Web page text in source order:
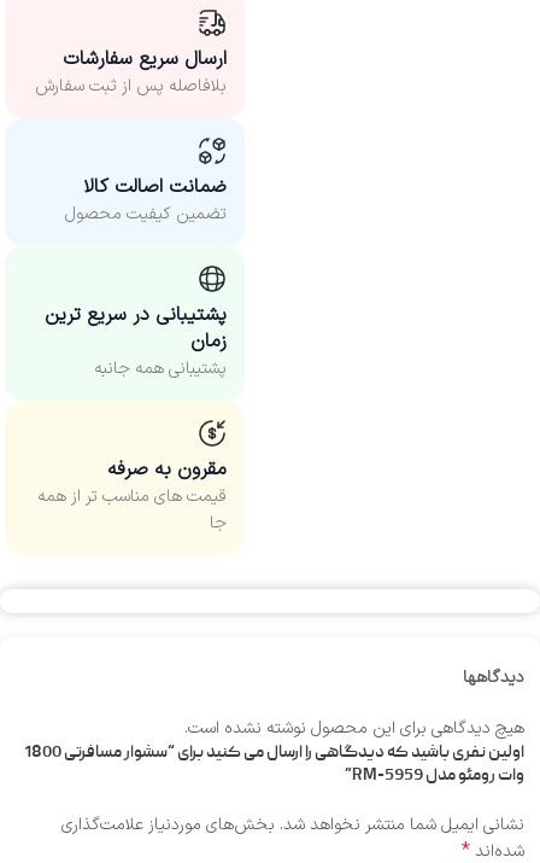
ارسال سریع سفارشات
بلافاصله پس از ثبت سفارش
ضمانت اصالت کالا
تضمین کیفیت محصول
پشتیبانی در سریع ترین
زمان
پشتیبانی همه جانبه
مقرون به صرفه
قیمت های مناسب‌ تر از همه
جا
دیدگاهها
هیچ دیدگاهی برای این محصول نوشته نشده است.
اولین نفری باشید که دیدگاهی را ارسال می کنید برای “سشوار مسافرتی 1800
وات رومئو مدل RM-5959”
نشانی ایمیل شما منتشر نخواهد شد. بخش‌های موردنیاز علامت‌گذاری
شده‌اند*